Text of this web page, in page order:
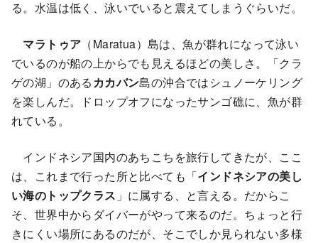
る。水温は低く、泳いでいると震えてしまうぐらいだ。
マラトゥア （Maratua）島は、魚が群れになって泳い
でいるのが船の上からでも見えるほどの美しさ。「クラ
ゲの湖」のあるカカバン島の沖合ではシュノーケリング
を楽しんだ。ドロップオフになったサンゴ礁に、魚が群
れている。
インドネシア国内のあちこちを旅行してきたが、ここ
は、これまで行った所と比べても「インドネシアの美し
い海のトップクラス 」に属する、と言える。だからこ
そ、世界中からダイバーがやって来るのだ。ちょっと行
きにくい場所にあるのだが、そこでしか見られない多様